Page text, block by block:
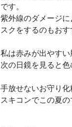
です。
紫外線のダメージ
スクをするのもお
私は赤みが出やす
次の日鏡を見ると
手放せないお守り
スキコンでこの夏